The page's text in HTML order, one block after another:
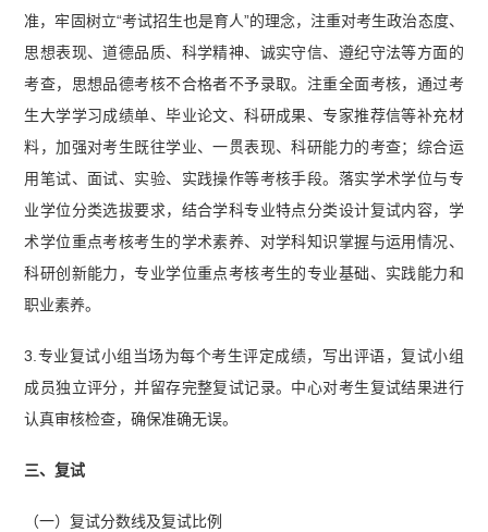
准，牢固树立“考试招生也是育人”的理念，注重对考生政治态度、
思想表现、道德品质、科学精神、诚实守信、遵纪守法等方面的
考查，思想品德考核不合格者不予录取。注重全面考核，通过考
生大学学习成绩单、毕业论文、科研成果、专家推荐信等补充材
料，加强对考生既往学业、一贯表现、科研能力的考查；综合运
用笔试、面试、实验、实践操作等考核手段。落实学术学位与专
业学位分类选拔要求，结合学科专业特点分类设计复试内容，学
术学位重点考核考生的学术素养、对学科知识掌握与运用情况、
科研创新能力，专业学位重点考核考生的专业基础、实践能力和
职业素养。
3.专业复试小组当场为每个考生评定成绩，写出评语，复试小组
成员独立评分，并留存完整复试记录。中心对考生复试结果进行
认真审核检查，确保准确无误。
三、复试
（一）复试分数线及复试比例